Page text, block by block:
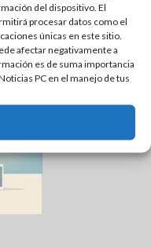
del dispositivo. El
procesar datos como el
únicas en este sitio.
afectar negativamente a
es de suma importancia
PC en el manejo de tus
Nacional en
coordinador